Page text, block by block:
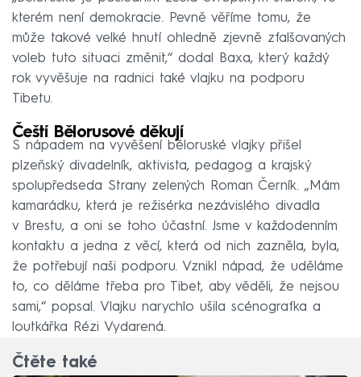
kterém není demokracie. Pevně věříme tomu, že
může takové velké hnutí ohledně zjevně zfalšovaných
voleb tuto situaci změnit,“ dodal Baxa, který každý
rok vyvěšuje na radnici také vlajku na podporu
Tibetu.
Čeští Bělorusové děkují
S nápadem na vyvěšení běloruské vlajky přišel
plzeňský divadelník, aktivista, pedagog a krajský
spolupředseda Strany zelených Roman Černík. „Mám
kamarádku, která je režisérka nezávislého divadla
v Brestu, a oni se toho účastní. Jsme v každodenním
kontaktu a jedna z věcí, která od nich zazněla, byla,
že potřebují naši podporu. Vznikl nápad, že uděláme
to, co děláme třeba pro Tibet, aby věděli, že nejsou
sami,“ popsal. Vlajku narychlo ušila scénografka a
loutkářka Rézi Vydarená.
Čtěte také